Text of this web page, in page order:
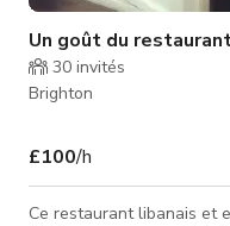
Un goût du
30 invités
Brighton
£100/h
Ce restaurant libanais et